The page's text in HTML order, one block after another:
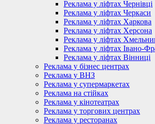
Реклама у ліфтах Чернівці
Реклама у ліфтах Черкаси
Реклама у ліфтах Харкова
Реклама у ліфтах Херсона
Реклама у ліфтах
Реклама у ліфтах Івано-
Реклама у ліфтах Вінниці
Реклама у бізнес центрах
Реклама у ВНЗ
Реклама у супермаркетах
Реклама на стійках
Реклама у кінотеатрах
Реклама у торгових центрах
Реклама у ресторанах